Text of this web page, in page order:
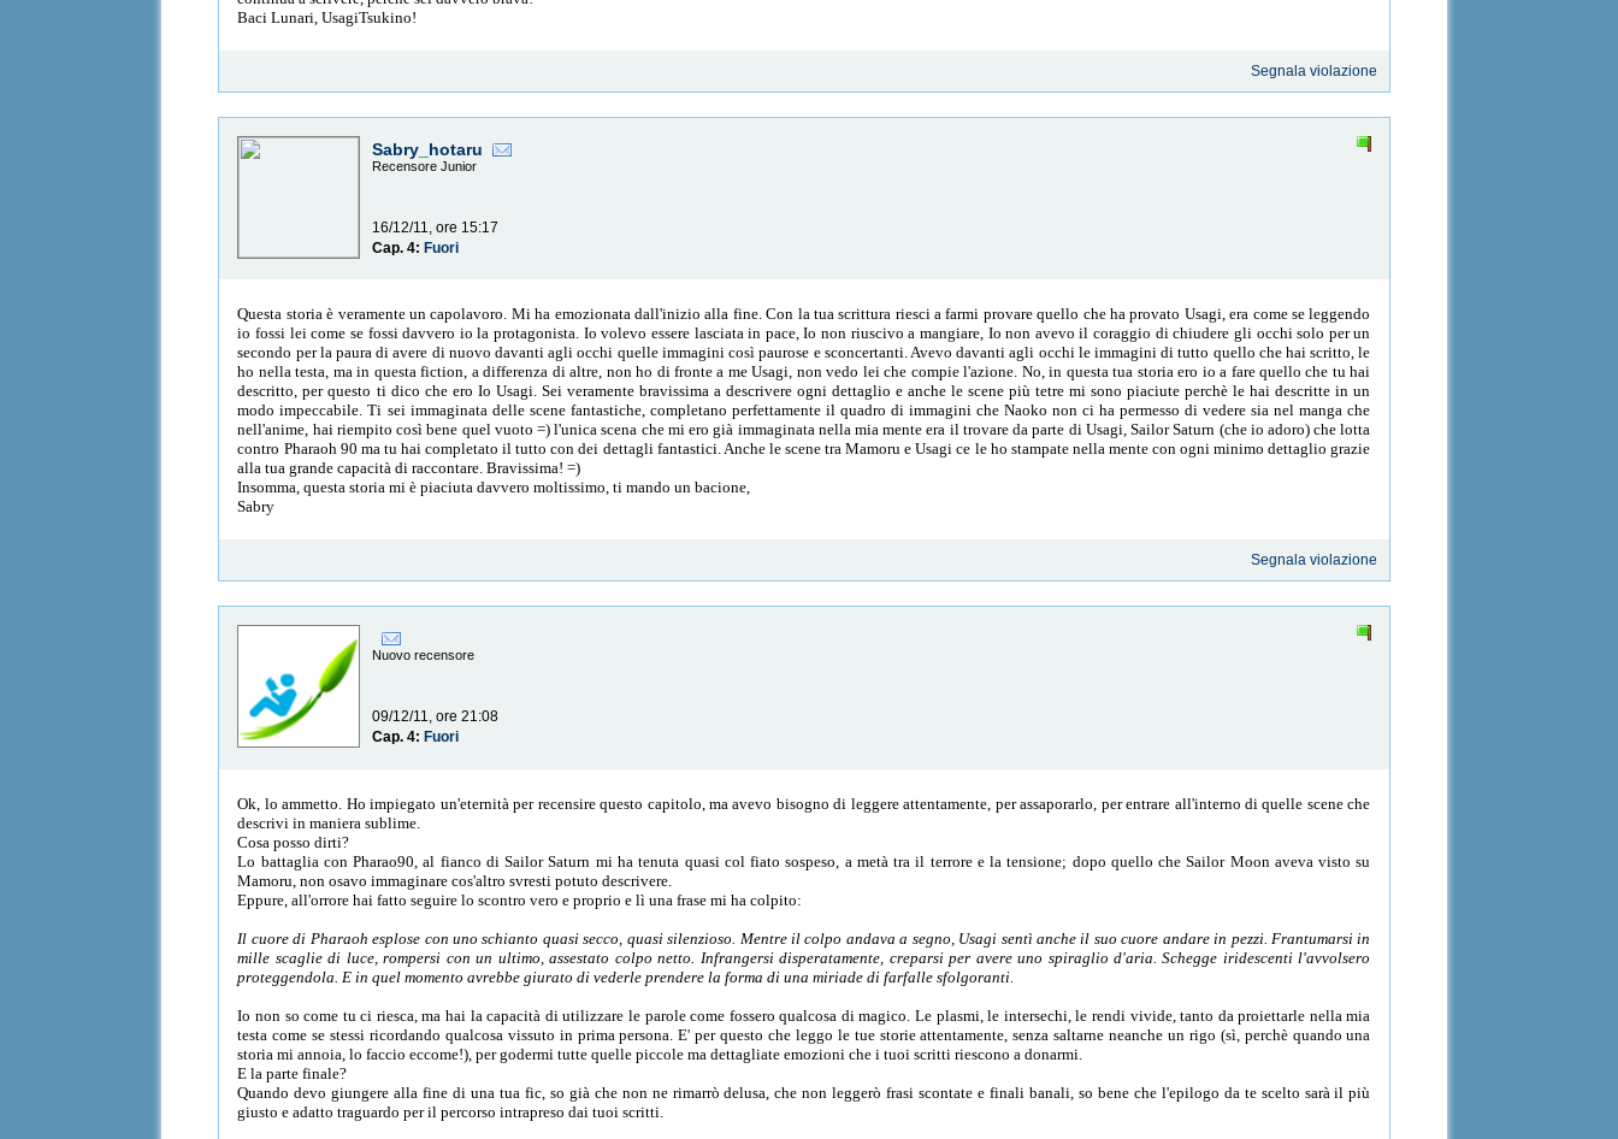
Baci Lunari, UsagiTsukino!
Segnala violazione
Sabry_hotaru
Recensore Junior
16/12/11, ore 15:17
Cap. 4: Fuori
Questa storia è veramente un capolavoro. Mi ha emozionata dall'inizio alla fine. Con la tua scrittura riesci a farmi provare quello che ha provato Usagi, era come se leggendo
io fossi lei come se fossi davvero io la protagonista. Io volevo essere lasciata in pace, Io non riuscivo a mangiare, Io non avevo il coraggio di chiudere gli occhi solo per un
secondo per la paura di avere di nuovo davanti agli occhi quelle immagini così paurose e sconcertanti. Avevo davanti agli occhi le immagini di tutto quello che hai scritto, le
ho nella testa, ma in questa fiction, a differenza di altre, non ho di fronte a me Usagi, non vedo lei che compie l'azione. No, in questa tua storia ero io a fare quello che tu hai
descritto, per questo ti dico che ero Io Usagi. Sei veramente bravissima a descrivere ogni dettaglio e anche le scene più tetre mi sono piaciute perchè le hai descritte in un
modo impeccabile. Ti sei immaginata delle scene fantastiche, completano perfettamente il quadro di immagini che Naoko non ci ha permesso di vedere sia nel manga che
nell'anime, hai riempito così bene quel vuoto =) l'unica scena che mi ero già immaginata nella mia mente era il trovare da parte di Usagi, Sailor Saturn (che io adoro) che lotta
contro Pharaoh 90 ma tu hai completato il tutto con dei dettagli fantastici. Anche le scene tra Mamoru e Usagi ce le ho stampate nella mente con ogni minimo dettaglio grazie
alla tua grande capacità di raccontare. Bravissima! =)
Insomma, questa storia mi è piaciuta davvero moltissimo, ti mando un bacione,
Sabry
Segnala violazione
Nuovo recensore
09/12/11, ore 21:08
Cap. 4: Fuori
Ok, lo ammetto. Ho impiegato un'eternità per recensire questo capitolo, ma avevo bisogno di leggere attentamente, per assaporarlo, per entrare all'interno di quelle scene che
descrivi in maniera sublime.
Cosa posso dirti?
Lo battaglia con Pharao90, al fianco di Sailor Saturn mi ha tenuta quasi col fiato sospeso, a metà tra il terrore e la tensione; dopo quello che Sailor Moon aveva visto su
Mamoru, non osavo immaginare cos'altro svresti potuto descrivere.
Eppure, all'orrore hai fatto seguire lo scontro vero e proprio e lì una frase mi ha colpito:
Il cuore di Pharaoh esplose con uno schianto quasi secco, quasi silenzioso. Mentre il colpo andava a segno, Usagi sentì anche il suo cuore andare in pezzi. Frantumarsi in
mille scaglie di luce, rompersi con un ultimo, assestato colpo netto. Infrangersi disperatamente, creparsi per avere uno spiraglio d'aria. Schegge iridescenti l'avvolsero
proteggendola. E in quel momento avrebbe giurato di vederle prendere la forma di una miriade di farfalle sfolgoranti.
Io non so come tu ci riesca, ma hai la capacità di utilizzare le parole come fossero qualcosa di magico. Le plasmi, le intersechi, le rendi vivide, tanto da proiettarle nella mia
testa come se stessi ricordando qualcosa vissuto in prima persona. E' per questo che leggo le tue storie attentamente, senza saltarne neanche un rigo (sì, perchè quando una
storia mi annoia, lo faccio eccome!), per godermi tutte quelle piccole ma dettagliate emozioni che i tuoi scritti riescono a donarmi.
E la parte finale?
Quando devo giungere alla fine di una tua fic, so già che non ne rimarrò delusa, che non leggerò frasi scontate e finali banali, so bene che l'epilogo da te scelto sarà il più
giusto e adatto traguardo per il percorso intrapreso dai tuoi scritti.